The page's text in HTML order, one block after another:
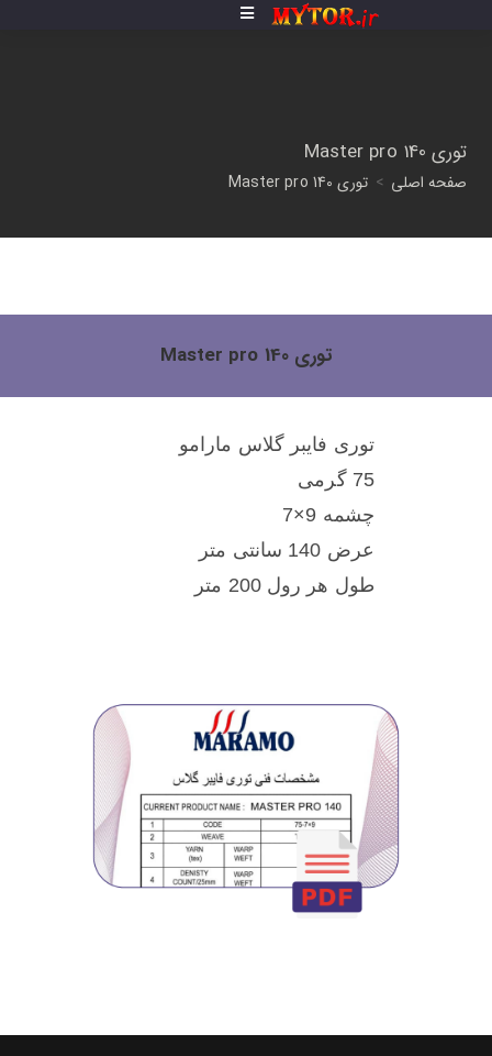
توری Master pro 140
صفحه اصلی > توری Master pro 140
توری Master pro 140
توری فایبر گلاس مارامو
75 گرمی
چشمه 9×7
عرض 140 سانتی متر
طول هر رول 200 متر